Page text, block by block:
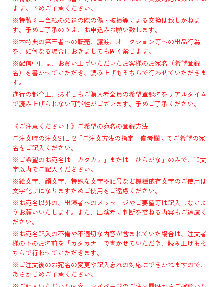
ます。予めご了承ください。
※特製ミニ色紙の発送の際の傷・破損等による交換は致しかねま
す。予めご了承のうえ、お申込みお願い致します。
※本特典の第三者への転売、譲渡、オークション等への出品行為
を、如何なる場合におきましても固く禁じます。
※配信中には、お買い上げいただいたお客様のお宛名（希望登録
名）を書かせていただき、読み上げもそちらで行わせていただきま
す。
進行の都合上、必ずしもご購入者全員の希望登録名をリアルタイム
で読み上げられない可能性がございます。予めご了承ください。
《ご注意ください！》ご希望の宛名の登録方法
ご注文時の注文STEP2「ご注文方法の指定」備考欄にてご希望の宛
名をご記入ください。
※ご希望のお宛名は「カタカナ」または「ひらがな」のみで、10文
字以内でご記入くだささい。
※絵文字、顔文字、特殊な文字や記号など機種依存文字のご使用は
文字化けになりますためご使用をご遠慮ください。
※お宛名以外の、出演者へのメッセージやご要望等は記入しないよ
うお願いいたします。また、出演者に判断を委ねる内容もご遠慮く
ださい。
※お宛名記入の不備や不適切な内容が含まれていた場合は、注文者
様の下のお名前を「カタカナ」で書かせていただき、読み上げもそ
ちらで行わせていただきます。
※ご注文後のお宛名の変更や記入忘れの対応はできかねますので、
あらかじめご了承ください。